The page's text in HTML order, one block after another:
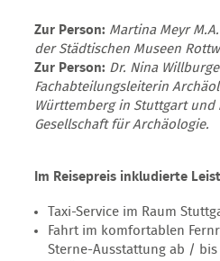
Zur Person: Martina Meyr
der Städtischen Museen
Zur Person: Dr. Nina
Fachabteilungsleiterin
Württemberg in Stuttgart und
Gesellschaft für Archäologie.
Im Reisepreis inkludierte
Taxi-Service im Raum
Fahrt im komfortablen
Sterne-Ausstattung ab /